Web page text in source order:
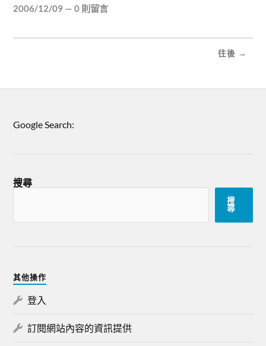
2006/12/09 —0 則留言
往後 →
Google Search:
搜尋
搜
尋
其他操作
登入
訂閱網站內容的資訊提供